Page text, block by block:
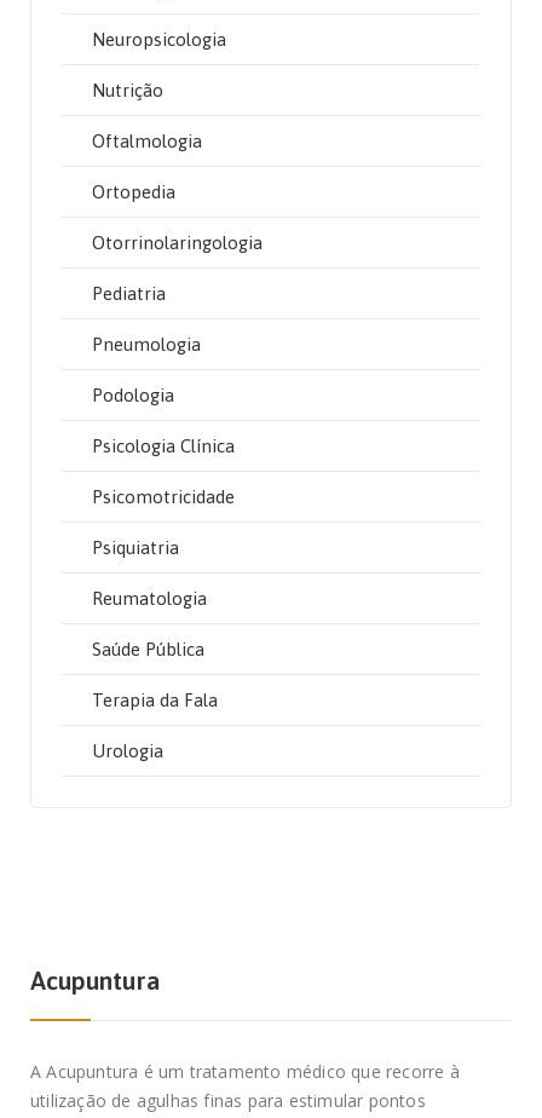
Neuropsicologia
Nutrição
Oftalmologia
Ortopedia
Otorrinolaringologia
Pediatria
Pneumologia
Podologia
Psicologia Clínica
Psicomotricidade
Psiquiatria
Reumatologia
Saúde Pública
Terapia da Fala
Urologia
Acupuntura
A Acupuntura é um tratamento médico que recorre à
utilização de agulhas finas para estimular pontos